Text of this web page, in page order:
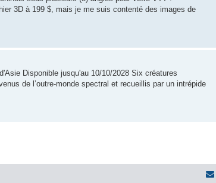
3D à 199 $, mais je me suis contenté des images de
Disponible jusqu'au 10/10/2028 Six créatures
de l’outre-monde spectral et recueillis par un intrépide